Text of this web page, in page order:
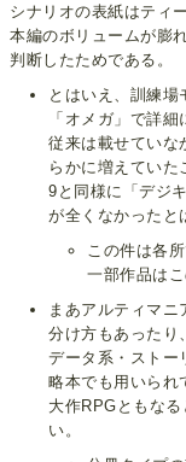
シナリオの表紙はティ
本編のボリュームが膨
判断したためである。
とはいえ、訓練場
「オメガ」で詳細
従来は載せていな
らかに増えていた
9と同様に「デジ
が全くなかったと
この件は各
一部作品は
まあアルティマ
分け方もあったり、
データ系・ストー
略本でも用いられ
大作RPGともな
い。